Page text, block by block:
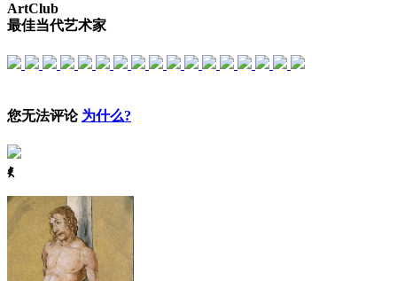
ArtClub
最佳当代艺术家
您无法评论 为什么?
ꈅ